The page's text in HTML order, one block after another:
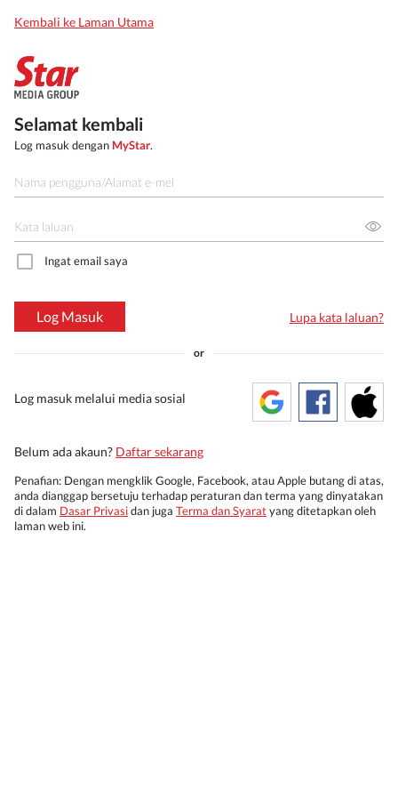
Kembali ke Laman Utama
Selamat kembali
Log masuk dengan MyStar.
Ingat email saya
Log Masuk Lupa kata laluan?
or
Log masuk melalui media sosial
Belum ada akaun? Daftar sekarang
Penafian: Dengan mengklik Google, Facebook, atau Apple butang di atas,
anda dianggap bersetuju terhadap peraturan dan terma yang dinyatakan
di dalam Dasar Privasidan juga Terma dan Syaratyang ditetapkan oleh
laman web ini.